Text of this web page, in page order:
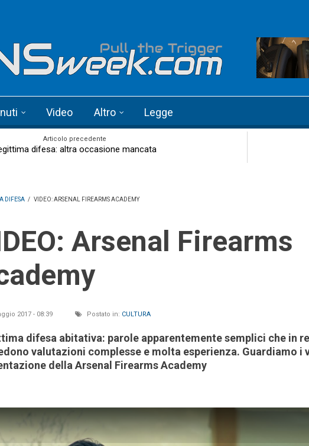
Video Altro Legge
Articolo precedente
difesa: altra occasione mancata
DIFESA / VIDEO: ARSENAL FIREARMS ACADEMY
2017 - 08:39 Postato in: CULTURA
difesa abitativa: parole apparentemente semplici che in
valutazioni complesse e molta esperienza. Guardiamo i
della Arsenal Firearms Academy